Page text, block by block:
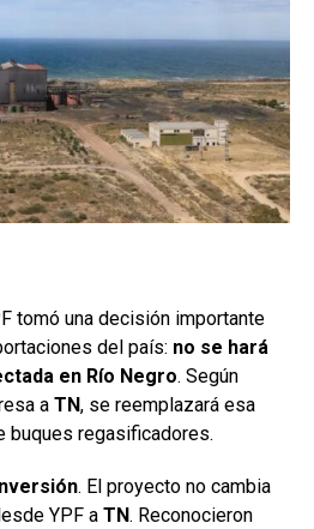
tomó una decisión importante
del país: no se hará
en Río Negro. Según
a TN, se reemplazará esa
buques regasificadores.
. El proyecto no cambia
YPF a TN. Reconocieron